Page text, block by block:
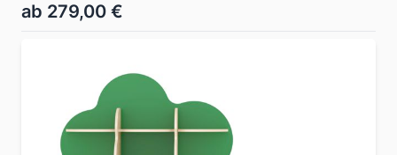
ab 279,00 €